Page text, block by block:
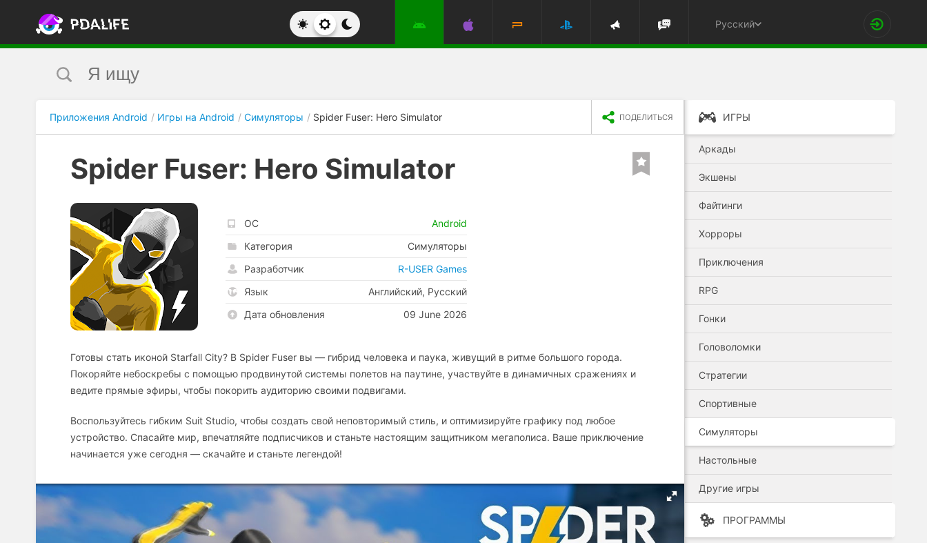
Русский
Приложения Android Игры на Android Симуляторы Spider Fuser: Hero Simulator ПОДЕЛИТЬСЯ
Spider Fuser: Hero Simulator
ОС
Android
Категория
Симуляторы
Разработчик
R-USER Games
Язык
Английский, Русский
Дата обновления
09 June 2026
Готовы стать иконой Starfall City? В Spider Fuser вы — гибрид человека и паука, живущий в ритме большого города.
Покоряйте небоскребы с помощью продвинутой системы полетов на паутине, участвуйте в динамичных сражениях и
ведите прямые эфиры, чтобы покорить аудиторию своими подвигами.
Воспользуйтесь гибким Suit Studio, чтобы создать свой неповторимый стиль, и оптимизируйте графику под любое
устройство. Спасайте мир, впечатляйте подписчиков и станьте настоящим защитником мегаполиса. Ваше приключение
начинается уже сегодня — скачайте и станьте легендой!
ИГРЫ
Аркады
Экшены
Файтинги
Хорроры
Приключения
RPG
Гонки
Головоломки
Стратегии
Спортивные
Симуляторы
Настольные
Другие игры
ПРОГРАММЫ